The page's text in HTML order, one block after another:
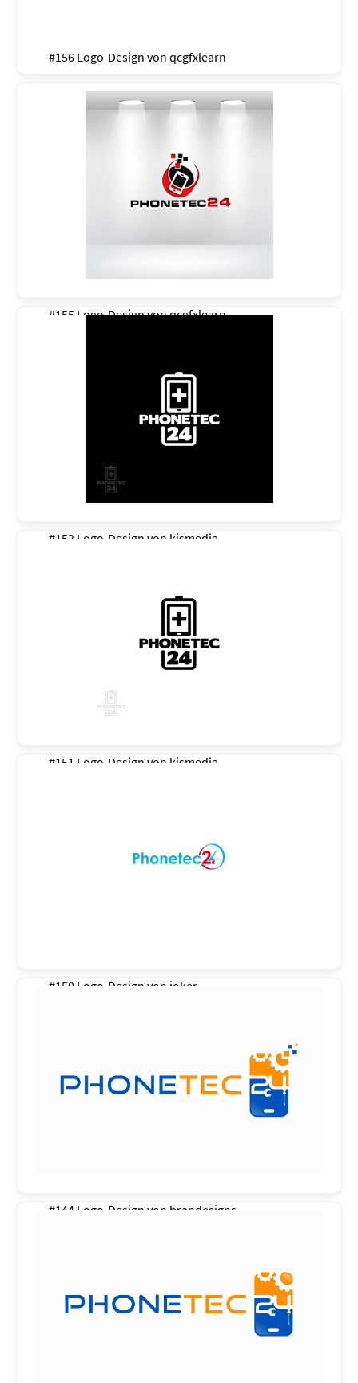
#156 Logo-Design von qcgfxlearn
#155 Logo-Design vonqcgfxlearn
#152 Logo-Design von kismedia
#151 Logo-Design von kismedia
#150 Logo-Design von joker
#144 Logo-Design von brandesigns